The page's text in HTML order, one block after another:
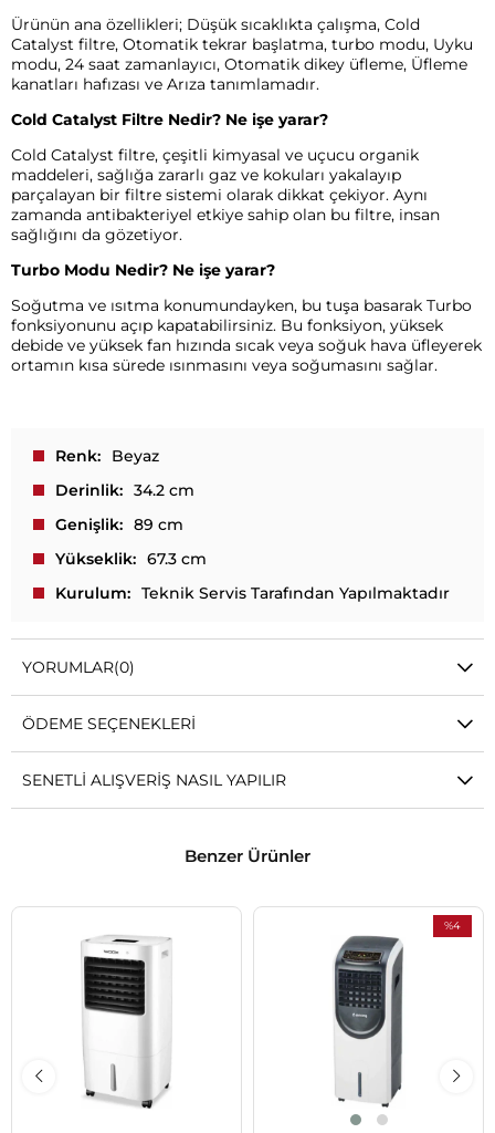
Ürünün ana özellikleri; Düşük sıcaklıkta çalışma, Cold
Catalyst filtre, Otomatik tekrar başlatma, turbo modu, Uyku
modu, 24 saat zamanlayıcı, Otomatik dikey üfleme, Üfleme
kanatları hafızası ve Arıza tanımlamadır.
Cold Catalyst Filtre Nedir? Ne işe yarar?
Cold Catalyst filtre, çeşitli kimyasal ve uçucu organik
maddeleri, sağlığa zararlı gaz ve kokuları yakalayıp
parçalayan bir filtre sistemi olarak dikkat çekiyor. Aynı
zamanda antibakteriyel etkiye sahip olan bu filtre, insan
sağlığını da gözetiyor.
Turbo Modu Nedir? Ne işe yarar?
Soğutma ve ısıtma konumundayken, bu tuşa basarak Turbo
fonksiyonunu açıp kapatabilirsiniz. Bu fonksiyon, yüksek
debide ve yüksek fan hızında sıcak veya soğuk hava üfleyerek
ortamın kısa sürede ısınmasını veya soğumasını sağlar.
Renk
Beyaz
Derinlik
34.2 cm
Genişlik
89 cm
Yükseklik
67.3 cm
Kurulum
Teknik Servis Tarafından Yapılmaktadır
YORUMLAR(0)
ÖDEME SEÇENEKLERI
SENETLI ALIŞVERIŞ NASIL YAPILIR
Benzer Ürünler
%4